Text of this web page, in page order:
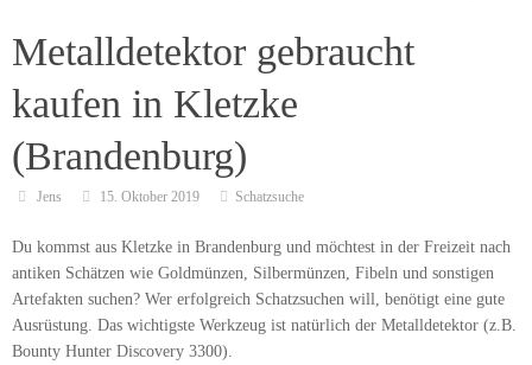
Metalldetektor gebraucht
kaufen in Kletzke
(Brandenburg)
Jens 15. Oktober 2019 Schatzsuche
Du kommst aus Kletzke in Brandenburg und möchtest in der Freizeit nach
antiken Schätzen wie Goldmünzen, Silbermünzen, Fibeln und sonstigen
Artefakten suchen? Wer erfolgreich Schatzsuchen will, benötigt eine gute
Ausrüstung. Das wichtigste Werkzeug ist natürlich der Metalldetektor (z.B.
Bounty Hunter Discovery 3300).